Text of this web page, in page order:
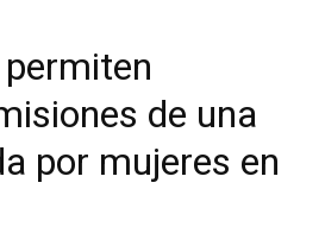
de una
por mujeres en